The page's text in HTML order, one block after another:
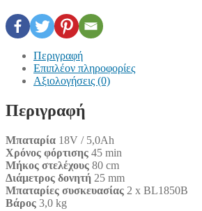
Περιγραφή
Επιπλέον πληροφορίες
Αξιολογήσεις (0)
Περιγραφή
Μπαταρία 18V / 5,0Ah
Χρόνος φόρτισης 45 min
Μήκος στελέχους 80 cm
Διάμετρος δονητή 25 mm
Μπαταρίες συσκευασίας 2 x BL1850B
Βάρος 3,0 kg